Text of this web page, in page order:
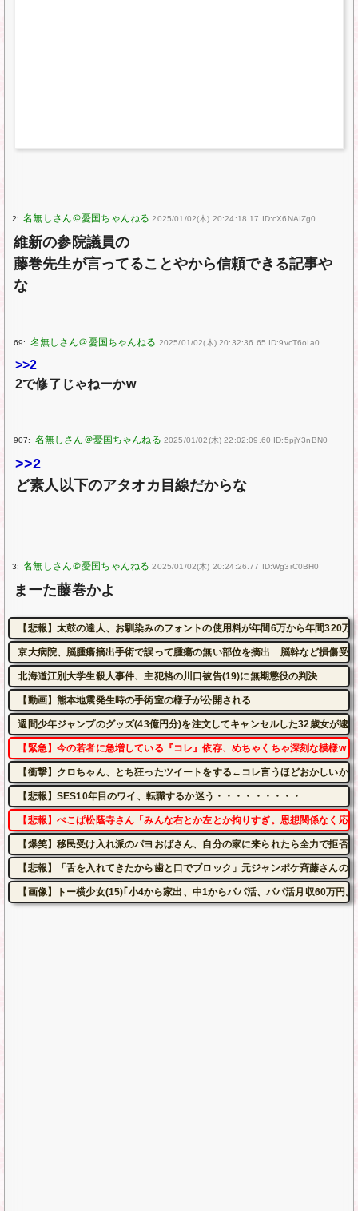
2: 2025/01/02(木) 20:24:18.17 ID:cX6NAIZg0
維新の参院議員の
藤巻先生が言ってることやから信頼できる記事や
な
69: 2025/01/02(木) 20:32:36.65 ID:9vcT6oIa0
>>2
2で修了じゃねーかw
907: 2025/01/02(木) 22:02:09.60 ID:5pjY3nBN0
>>2
ど素人以下のアタオカ目線だからな
3: 2025/01/02(木) 20:24:26.77 ID:Wg3rC0BH0
まーた藤巻かよ
【悲報】太鼓の達人、お馴染みのフォントの使用料が年間6万から年間320万
京大病院、脳腫瘍摘出手術で誤って腫瘍の無い部位を摘出 脳幹など損傷受
北海道江別大学生殺人事件、主犯格の川口被告(19)に無期懲役の判決
【動画】熊本地震発生時の手術室の様子が公開される
週間少年ジャンプのグッズ(43億円分)を注文してキャンセルした32歳女が逮捕
【緊急】今の若者に急増している『コレ』依存、めちゃくちゃ深刻な模様w
【衝撃】クロちゃん、とち狂ったツイートをする←コレ言うほどおかしいか
【悲報】SES10年目のワイ、転職するか迷う・・・・・・・・・
【悲報】ぺこぱ松蔭寺さん「みんな右とか左とか拘りすぎ。思想関係なく応
【爆笑】移民受け入れ派のパヨおばさん、自分の家に来られたら全力で拒否
【悲報】「舌を入れてきたから歯と口でブロック」元ジャンポケ斉藤さんの
【画像】トー横少女(15)｢小4から家出、中1からパパ活、パパ活月収60万円。